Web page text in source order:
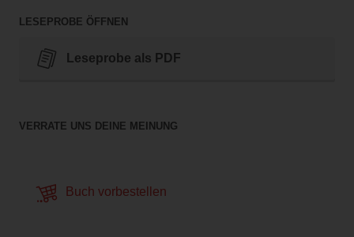
LESEPROBE ÖFFNEN
Leseprobe als PDF
VERRATE UNS DEINE MEINUNG
Buch vorbestellen